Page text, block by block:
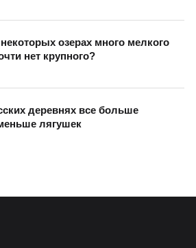
озерах много мелкого
нет крупного?
деревнях все больше
лягушек